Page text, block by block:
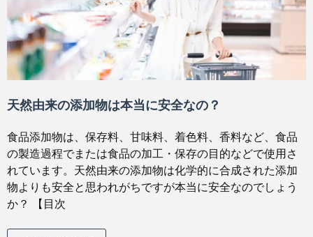
天然由来の添加物は本当に安全なの？
食品添加物は、保存料、甘味料、着色料、香料など、食品
の製造過程でまたは食品の加工・保存の目的などで使用さ
れています。天然由来の添加物は化学的に合成された添加
物よりも安全と思われがちですが本当に安全なのでしょう
か？ 【目次